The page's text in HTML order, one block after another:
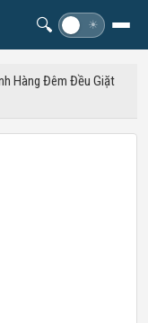
🔍 ☀
Hàng Đêm Đều Giặt